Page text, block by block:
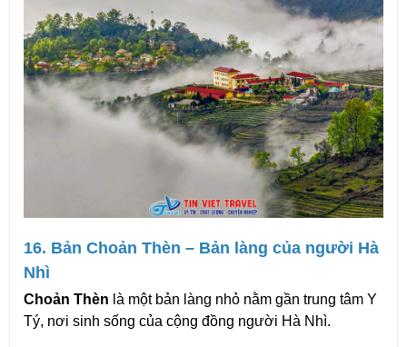
16. Bản Choản Thèn – Bản làng của người Hà
Nhì
Choản Thèn là một bản làng nhỏ nằm gần trung tâm Y
Tý, nơi sinh sống của cộng đồng người Hà Nhì.